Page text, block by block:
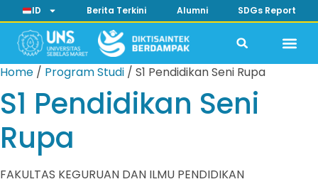
ID Berita Terkini Alumni SDGs Report
Home / Program Studi / S1 Pendidikan Seni Rupa
S1 Pendidikan Seni
Rupa
FAKULTAS KEGURUAN DAN ILMU PENDIDIKAN